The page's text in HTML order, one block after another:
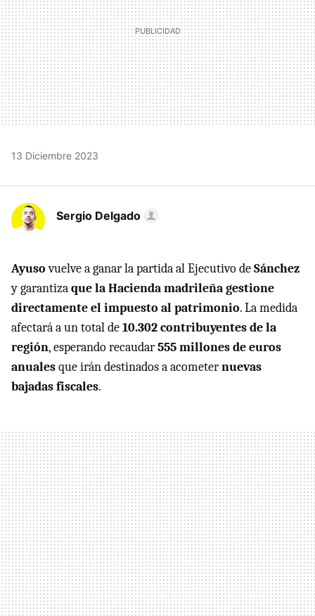
13 Diciembre 2023
Sergio Delgado
Ayusovuelve a ganar la partida al Ejecutivo deSánchez
y garantizaque la Hacienda madrileña gestione
directamente el impuesto al patrimonio. La medida
afectará a un total de10.302 contribuyentes de la
región, esperando recaudar555 millones de euros
anualesque irán destinados a acometernuevas
bajadas fiscales.